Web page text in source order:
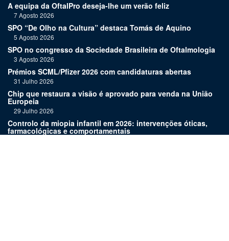
A equipa da OftalPro deseja-lhe um verão feliz
7 Agosto 2026
SPO “De Olho na Cultura” destaca Tomás de Aquino
5 Agosto 2026
SPO no congresso da Sociedade Brasileira de Oftalmologia
3 Agosto 2026
Prémios SCML/Pfizer 2026 com candidaturas abertas
31 Julho 2026
Chip que restaura a visão é aprovado para venda na União
Europeia
29 Julho 2026
Controlo da miopia infantil em 2026: intervenções óticas,
farmacológicas e comportamentais